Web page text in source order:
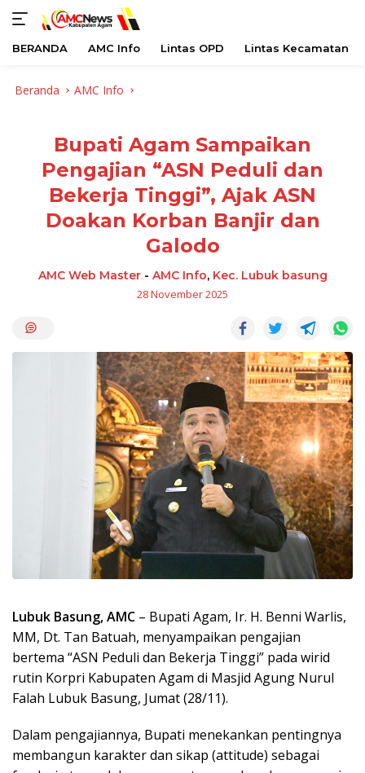
BERANDA AMC Info Lintas OPD Lintas Kecamatan
Beranda AMC Info
Bupati Agam Sampaikan
Pengajian “ASN Peduli dan
Bekerja Tinggi”, Ajak ASN
Doakan Korban Banjir dan
Galodo
AMC Web Master- AMC Info, Kec. Lubuk basung
28 November 2025
Lubuk Basung, AMC – Bupati Agam, Ir. H. Benni Warlis,
MM, Dt. Tan Batuah, menyampaikan pengajian
bertema “ASN Peduli dan Bekerja Tinggi” pada wirid
rutin Korpri Kabupaten Agam di Masjid Agung Nurul
Falah Lubuk Basung, Jumat (28/11).
Dalam pengajiannya, Bupati menekankan pentingnya
membangun karakter dan sikap (attitude) sebagai